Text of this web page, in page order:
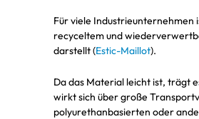
Für viele Industrieunternehmen
recyceltem und
darstellt (Estic-Maillot).
Da das Material leicht ist, trägt
wirkt sich über große
polyurethanbasierten oder